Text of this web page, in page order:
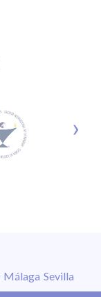
›
Málaga Sevilla